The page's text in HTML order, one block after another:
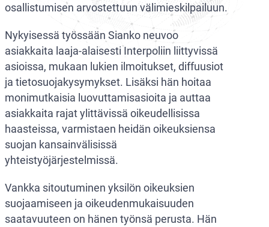
osallistumisen arvostettuun välimieskilpailuun.
Nykyisessä työssään Sianko neuvoo
asiakkaita laaja-alaisesti Interpoliin liittyvissä
asioissa, mukaan lukien ilmoitukset, diffuusiot
ja tietosuojakysymykset. Lisäksi hän hoitaa
monimutkaisia luovuttamisasioita ja auttaa
asiakkaita rajat ylittävissä oikeudellisissa
haasteissa, varmistaen heidän oikeuksiensa
suojan kansainvälisissä
yhteistyöjärjestelmissä.
Vankka sitoutuminen yksilön oikeuksien
suojaamiseen ja oikeudenmukaisuuden
saatavuuteen on hänen työnsä perusta. Hän